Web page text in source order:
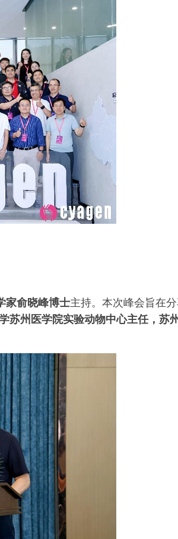
家俞晓峰博士主持。本次峰会旨在
苏州医学院实验动物中心主任，苏州